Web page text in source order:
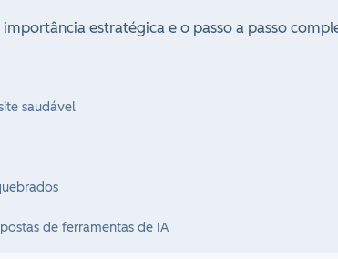
estratégica e o passo a passo
saudável
de ferramentas de IA